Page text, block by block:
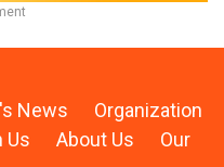
News
Organization
Us About Us
Our